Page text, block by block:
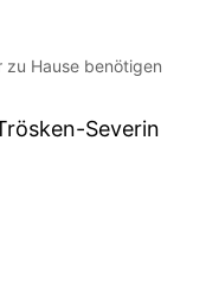
zu Hause benötigen
Severin